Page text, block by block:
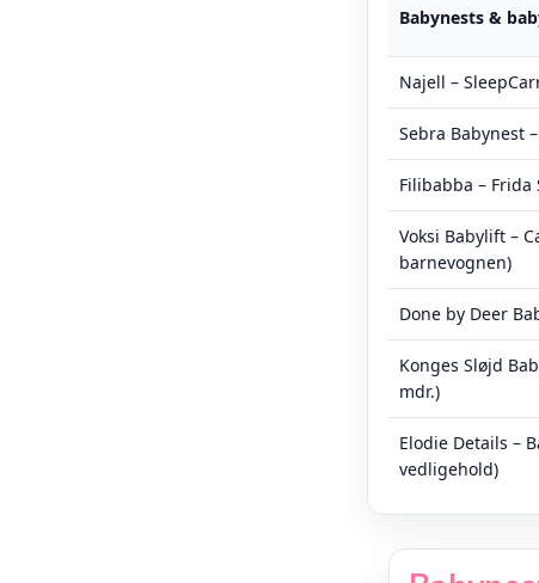
Babynests &
Najell –
Sebra Babynest
Filibabba –
Voksi Babylift –
barnevognen)
Done by Deer
Konges Sløjd
mdr.)
Elodie Details –
vedligehold)